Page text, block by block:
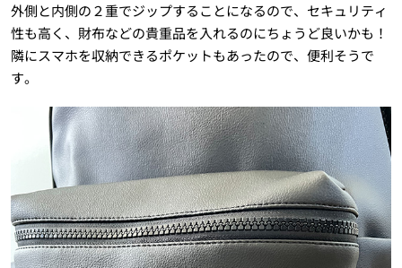
外側と内側の２重でジップすることになるので、セキュリティ
性も高く、財布などの貴重品を入れるのにちょうど良いかも！
隣にスマホを収納できるポケットもあったので、便利そうで
す。